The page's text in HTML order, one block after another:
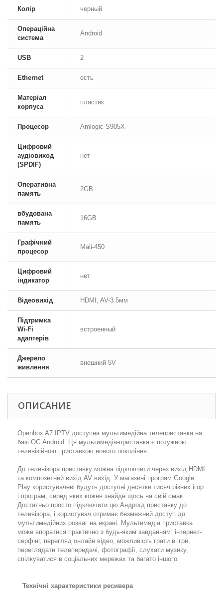
Колір черный
Операційна
система
Android
USB 2
Ethernet есть
Матеріал
корпуса
пластик
Процесор Amlogic S905X
Цифровий
аудіовиход
(SPDIF)
нет
Оперативна
память
2GB
вбудована
память
16GB
Графічний
процесор
Mali-450
Цифровий
індикатор
нет
Відеовихід HDMI, AV-3.5мм
Підтримка
Wi-Fi
адаптерів
встроенный
Джерело
живлення
внешний 5V
ОПИСАНИЕ
Openbox A7 IPTV доступна мультимедійна телеприставка на
базі ОС Android. Ця мультимедіа-приставка є потужною
телевізійною приставкою нового покоління.
До телевізора приставку можна підключити через вихід HDMI
та композитний вихід AV вихід. У магазині програм Google
Play користувачеві будуть доступні десятки тисяч різних ігор
і програм, серед яких кожен знайде щось на свій смак.
Достатньо просто підключити цю Андроїд приставку до
телевізора, і користувач отримає безмежний доступ до
мультимедійних розваг на екрані. Мультимедіа приставка
може впоратися практично з будь-яким завданням: інтернет-
серфінг, перегляд онлайн відео, можливість грати в ігри,
переглядати телепередачі, фотографії, слухати музику,
спілкуватися в соціальних мережах та багато іншого.
Технічні характеристики ресивера